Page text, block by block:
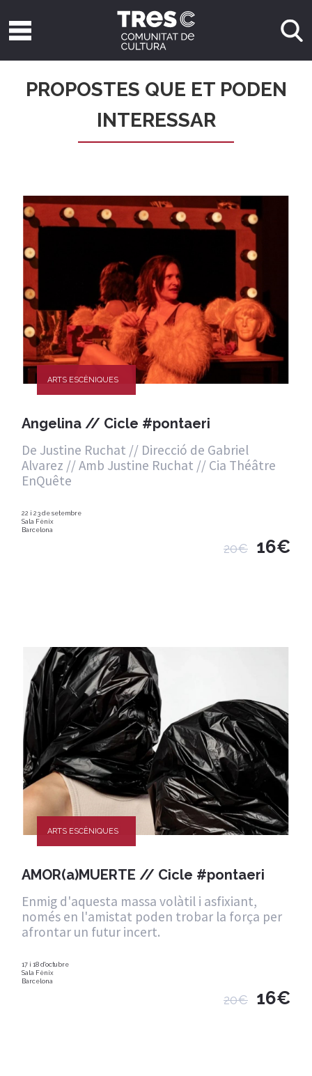
PROPOSTES QUE ET PODEN
INTERESSAR
ARTS ESCÈNIQUES
Angelina // Cicle #pontaeri
De Justine Ruchat // Direcció de Gabriel
Alvarez // Amb Justine Ruchat // Cia Théâtre
EnQuête
22 i 23 de setembre
Sala Fènix
Barcelona
20€ 16€
ARTS ESCÈNIQUES
AMOR(a)MUERTE // Cicle #pontaeri
Enmig d'aquesta massa volàtil i asfixiant,
només en l'amistat poden trobar la força per
afrontar un futur incert.
17 i 18 d'octubre
Sala Fènix
Barcelona
20€ 16€